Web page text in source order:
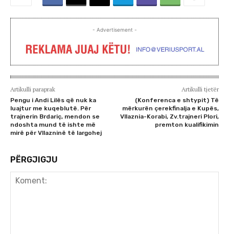
- Advertisement -
Artikulli paraprak
Pengu i Andi Lilës që nuk ka
luajtur me kuqeblutë. Për
trajnerin Brdariç, mendon se
ndoshta mund të ishte më
mirë për Vllazninë të largohej
Artikulli tjetër
(Konferenca e shtypit) Të
mërkurën çerekfinalja e Kupës,
Vllaznia-Korabi, Zv.trajneri Plori,
premton kualifikimin
PËRGJIGJU